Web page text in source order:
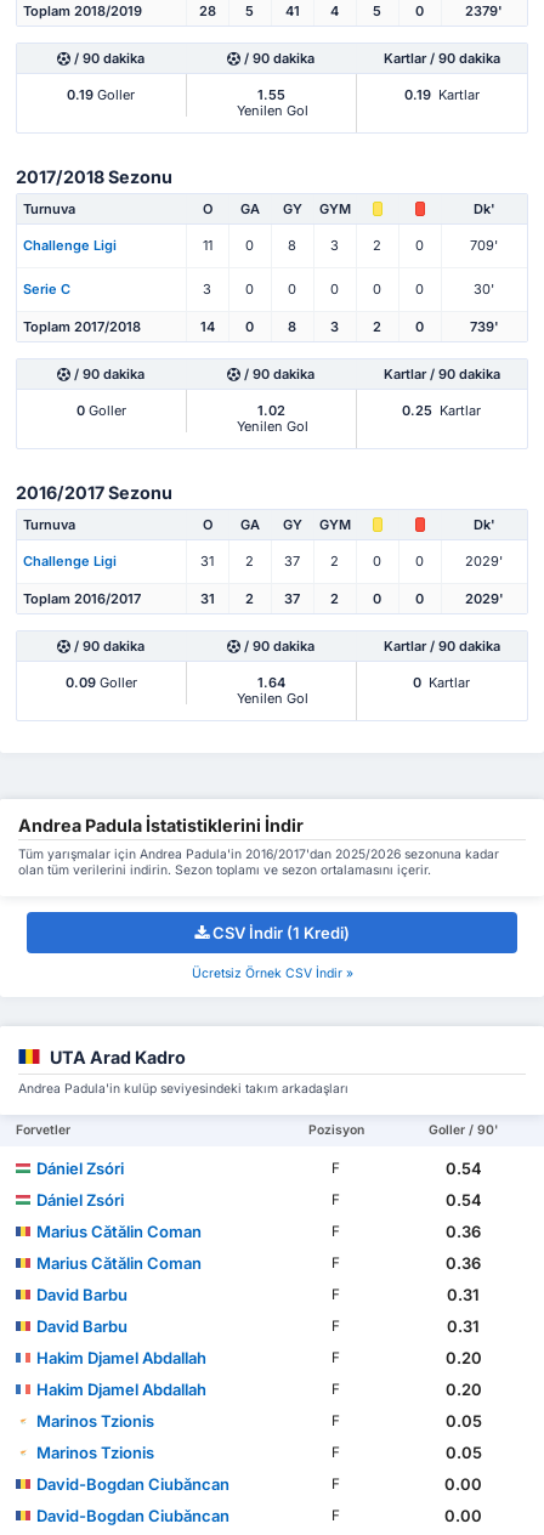
Toplam 2018/2019 28 5 41 4 5 0 2379'
/ 90 dakika / 90 dakika Kartlar / 90 dakika
0.19 Goller
1.55
Yenilen Gol
0.19 Kartlar
2017/2018 Sezonu
Turnuva O GA GY GYM Dk'
Challenge Ligi 11 0 8 3 2 0 709'
Serie C 3 0 0 0 0 0 30'
Toplam 2017/2018 14 0 8 3 2 0 739'
/ 90 dakika / 90 dakika Kartlar / 90 dakika
0Goller
1.02
Yenilen Gol
0.25 Kartlar
2016/2017 Sezonu
Turnuva O GA GY GYM Dk'
Challenge Ligi 31 2 37 2 0 0 2029'
Toplam 2016/2017 31 2 37 2 0 0 2029'
/ 90 dakika / 90 dakika Kartlar / 90 dakika
0.09Goller
1.64
Yenilen Gol
0 Kartlar
Andrea Padula İstatistiklerini İndir
Tüm yarışmalar için Andrea Padula'in 2016/2017'dan 2025/2026 sezonuna kadar
olan tüm verilerini indirin. Sezon toplamı ve sezon ortalamasını içerir.
CSV İndir (1 Kredi)
Ücretsiz Örnek CSV İndir »
UTA Arad Kadro
Andrea Padula'in kulüp seviyesindeki takım arkadaşları
Forvetler Pozisyon Goller / 90'
Dániel Zsóri F
0.54
Dániel Zsóri
F
0.54
Marius Cătălin Coman
F
0.36
Marius Cătălin Coman
F
0.36
David Barbu
F
0.31
David Barbu
F
0.31
Hakim Djamel Abdallah
F
0.20
Hakim Djamel Abdallah
F
0.20
Marinos Tzionis
F
0.05
Marinos Tzionis
F
0.05
David-Bogdan Ciubăncan
F
0.00
David-Bogdan Ciubăncan
F 0.00